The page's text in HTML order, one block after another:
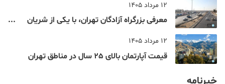
12 مرداد 1405
معرفی بزرگراه آزادگان تهران، با یکی از شریان
12 مرداد 1405
قیمت آپارتمان بالای 25 سال در مناطق تهران
خبرنامه